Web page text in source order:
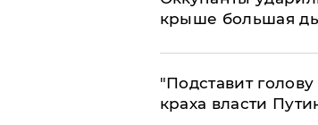
крыше большая
​"Подставит
краха власти